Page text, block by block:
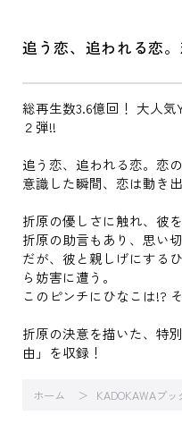
追う恋、追われる恋
総再生数3.6億回！ 大人
２弾!!
追う恋、追われる恋。恋
意識した瞬間、恋は動き
折原の優しさに触れ、彼
折原の助言もあり、思い
だが、彼と親しげにする
ら妨害に遭う。
このピンチにひなこは!?
折原の決意を描いた、特
由」を収録！
ホーム KADOKAWAブッ